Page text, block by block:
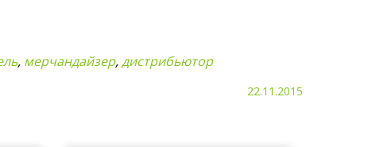
, мерчандайзер,дистрибьютор
22.11.2015